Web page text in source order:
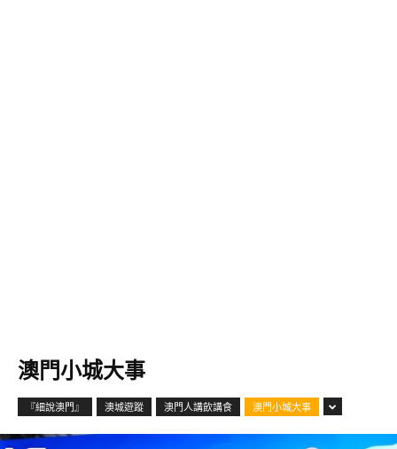
澳門小城大事
『細說澳門』 澳城遊蹤 澳門人講飲講食 澳門小城大事